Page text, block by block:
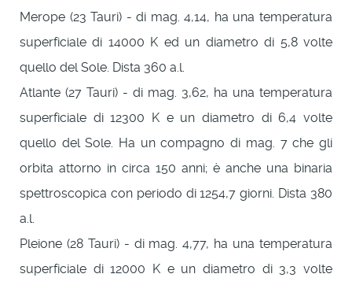
Merope (23 Tauri) - di mag. 4,14, ha una temperatura
superficiale di 14000 K ed un diametro di 5,8 volte
quello del Sole. Dista 360 a.l.
Atlante (27 Tauri) - di mag. 3,62, ha una temperatura
superficiale di 12300 K e un diametro di 6,4 volte
quello del Sole. Ha un compagno di mag. 7 che gli
orbita attorno in circa 150 anni; è anche una binaria
spettroscopica con periodo di 1254,7 giorni. Dista 380
a.l.
Pleione (28 Tauri) - di mag. 4,77, ha una temperatura
superficiale di 12000 K e un diametro di 3,3 volte